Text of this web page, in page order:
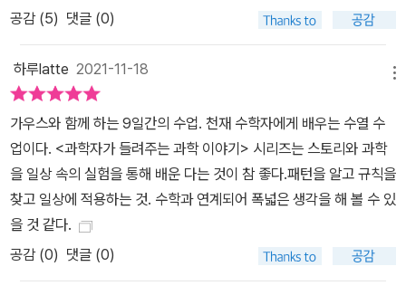
공감 (5) 댓글 (0)
하루latte 2021-11-18
가우스와 함께 하는 9일간의 수업. 천재 수학자에게 배우는 수열 수
업이다. <과학자가 들려주는 과학 이야기> 시리즈는 스토리와 과학
을 일상 속의 실험을 통해 배운 다는 것이 참 좋다.패턴을 알고 규칙을
찾고 일상에 적용하는 것. 수학과 연계되어 폭넓은 생각을 해 볼 수 있
을 것 같다.
공감 (0) 댓글 (0)